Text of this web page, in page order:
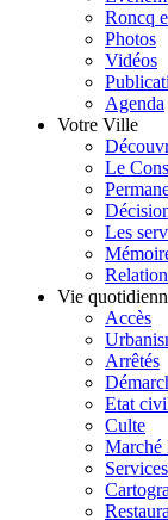
Roncq
Photos
Vidéos
Agenda
Votre Ville
Le
Les
Vie
Accès
Arrêtés
Etat
Culte
Marché